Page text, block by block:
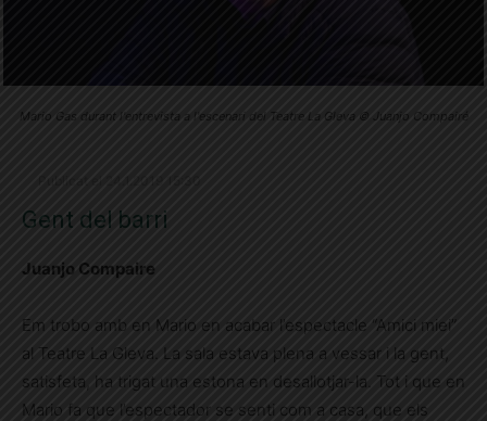
Mario Gas durant l'entrevista a l'escenari del Teatre La Gleva © Juanjo Compairé
Gent del barri
Juanjo Compaire
Em trobo amb en Mario en acabar l’espectacle “Amici miei”
al Teatre La Gleva. La sala estava plena a vessar i la gent,
satisfeta, ha trigat una estona en desallotjar-la. Tot i que en
Mario fa que l’espectador se senti com a casa, que els